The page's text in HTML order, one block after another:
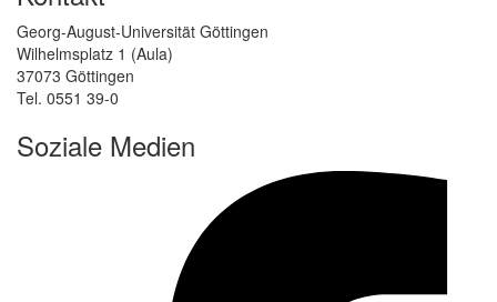
Georg-August-Universität Göttingen
Wilhelmsplatz 1 (Aula)
37073 Göttingen
Tel. 0551 39-0
Soziale Medien